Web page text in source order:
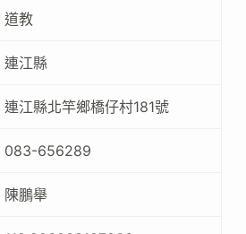
道教
連江縣
連江縣北竿鄉橋仔村181號
083-656289
陳鵬舉